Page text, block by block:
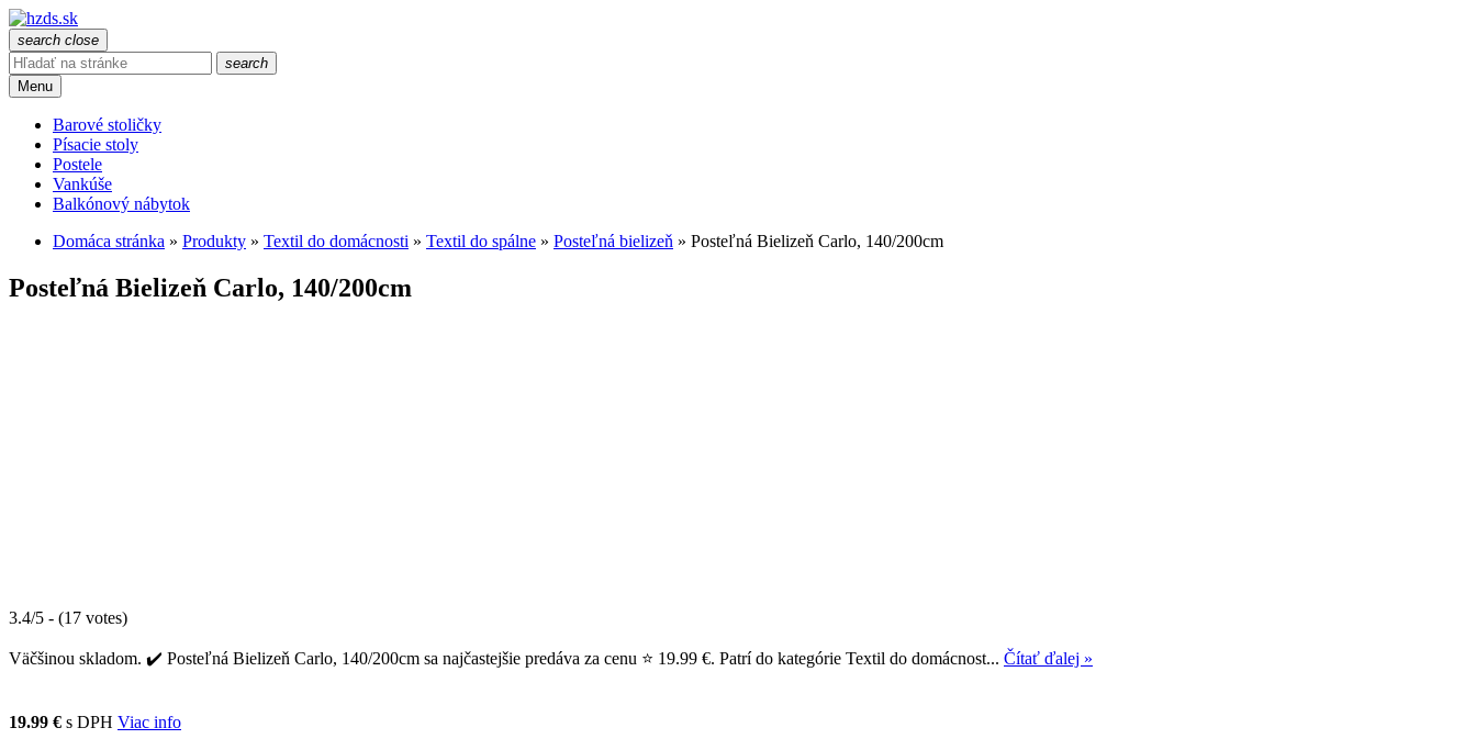
search close
search
Menu
Barové stoličky
Písacie stoly
Postele
Vankúše
Balkónový nábytok
Domáca stránka » Produkty » Textil do domácnosti » Textil do spálne » Posteľná bielizeň » Posteľná Bielizeň Carlo, 140/200cm
Posteľná Bielizeň Carlo, 140/200cm
3.4/5 - (17 votes)
Väčšinou skladom. ✔️ Posteľná Bielizeň Carlo, 140/200cm sa najčastejšie predáva za cenu ⭐ 19.99 €. Patrí do kategórie Textil do domácnost... Čítať ďalej »
19.99 € s DPH Viac info